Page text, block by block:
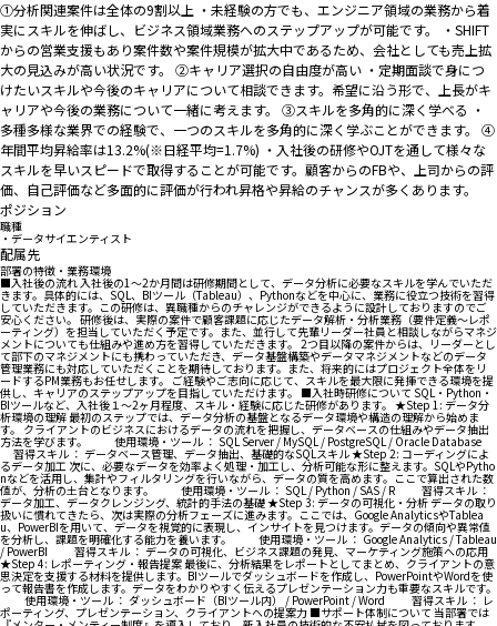
①分析関連案件は全体の9割以上 ・未経験の方でも、エンジニア領域の業務から着
実にスキルを伸ばし、ビジネス領域業務へのステップアップが可能です。 ・SHIFT
からの営業支援もあり案件数や案件規模が拡大中であるため、会社としても売上拡
大の見込みが高い状況です。 ②キャリア選択の自由度が高い ・定期面談で身につ
けたいスキルや今後のキャリアについて相談できます。希望に沿う形で、上長がキ
ャリアや今後の業務について一緒に考えます。 ③スキルを多角的に深く学べる ・
多種多様な業界での経験で、一つのスキルを多角的に深く学ぶことができます。 ④
年間平均昇給率は13.2%(※日経平均=1.7%) ・入社後の研修やOJTを通して様々な
スキルを早いスピードで取得することが可能です。顧客からのFBや、上司からの評
価、自己評価など多面的に評価が行われ昇格や昇給のチャンスが多くあります。
ポジション
職種
・データサイエンティスト
配属先
部署の特徴・業務環境
■入社後の流れ 入社後の1～2か月間は研修期間として、データ分析に必要なスキルを学んでいただ
きます。具体的には、SQL、BIツール（Tableau）、Pythonなどを中心に、業務に役立つ技術を習得
していただきます。この研修は、異職種からのチャレンジができるように設計しておりますのでご
安心ください。 研修後は、実際の案件で顧客課題に応じたデータ解析・分析業務（要件定義～レポ
ーティング）を担当していただく予定です。また、並行して先輩リーダー社員と相談しながらマネジ
メントについても仕組みや進め方を習得していただきます。 2つ目以降の案件からは、リーダーとし
て部下のマネジメントにも携わっていただき、データ基盤構築やデータマネジメントなどのデータ
管理業務にも対応していただくことを期待しております。また、将来的にはプロジェクト全体をリ
ードするPM業務もお任せします。 ご経験やご志向に応じて、スキルを最大限に発揮できる環境を提
供し、キャリアのステップアップを目指していただけます。 ■入社時研修について SQL・Python・
BIツールなど、入社後１～2ヶ月程度、スキル・経験に応じた研修があります。 ★Step 1: データ分
析環境の理解 最初のステップでは、データ分析の基盤となるデータ環境や構造の理解から始めま
す。 クライアントのビジネスにおけるデータの流れを把握し、データベースの仕組みやデータ抽出
方法を学びます。 使用環境・ツール ： SQL Server / MySQL / PostgreSQL / Oracle Database
習得スキル ： データベース管理、データ抽出、基礎的なSQLスキル ★Step 2: コーディングによ
るデータ加工 次に、必要なデータを効率よく処理・加工し、分析可能な形に整えます。SQLやPytho
nなどを活用し、集計やフィルタリングを行いながら、データの質を高めます。ここで算出された数
値が、分析の土台となります。 使用環境・ツール ： SQL / Python / SAS / R 習得スキル ：
データ加工、データクレンジング、統計的手法の基礎 ★Step 3: データの可視化・分析 データの取り
扱いに慣れてきたら、次は実際の分析フェーズに進みます。ここでは、Google AnalyticsやTablea
u、PowerBIを用いて、データを視覚的に表現し、インサイトを見つけます。データの傾向や異常値
を分析し、課題を明確化する能力を養います。 使用環境・ツール ： Google Analytics / Tableau
/ PowerBI 習得スキル ： データの可視化、ビジネス課題の発見、マーケティング施策への応用
★Step 4: レポーティング・報告提案 最後に、分析結果をレポートとしてまとめ、クライアントの意
思決定を支援する材料を提供します。BIツールでダッシュボードを作成し、PowerPointやWordを使
って報告書を作成します。データをわかりやすく伝えるプレゼンテーション力も重要なスキルです。
使用環境・ツール ： ダッシュボード（BIツール内） / PowerPoint / Word 習得スキル ： レ
ポーティング、プレゼンテーション、クライアントへの提案力 ■サポート体制について 当部署では